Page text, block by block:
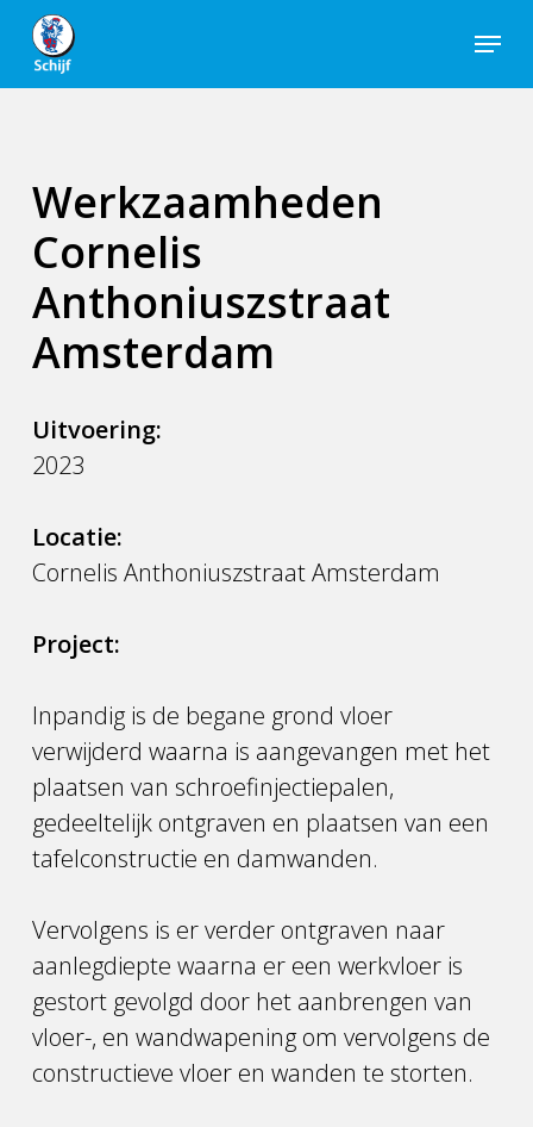
Skip
main
Menu
Werkzaamheden
Cornelis
Anthoniuszstraat
Amsterdam
Uitvoering:
2023
Locatie:
Cornelis Anthoniuszstraat Amsterdam
Project:
Inpandig is de begane grond vloer
verwijderd waarna is aangevangen met het
plaatsen van schroefinjectiepalen,
gedeeltelijk ontgraven en plaatsen van een
tafelconstructie en damwanden.
Vervolgens is er verder ontgraven naar
aanlegdiepte waarna er een werkvloer is
gestort gevolgd door het aanbrengen van
vloer-, en wandwapening om vervolgens de
constructieve vloer en wanden te storten.